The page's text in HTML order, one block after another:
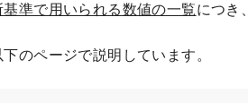
準で用いられる数値の一覧につき
のページで説明しています。